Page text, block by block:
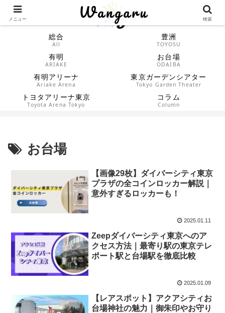
総合
All
豊洲
TOYOSU
有明
ARIAKE
お台場
ODAIBA
有明アリーナ
Ariake Arena
東京ガーデンシアター
Tokyo Garden Theater
トヨタアリーナ東京
Toyota Arena Tokyo
コラム
Column
お台場
【画像29枚】ダイバーシティ東京
プラザの全コインロッカー解説｜
意外すぎるロッカーも！
2025.01.11
Zeepダイバーシティ東京へのア
クセス方法｜最寄り駅の東京テレ
ポート駅と台場駅を徹底比較
2025.01.09
【レアスポット】アクアシティお
台場神社の魅力｜御朱印やお守り
メニュー 検索